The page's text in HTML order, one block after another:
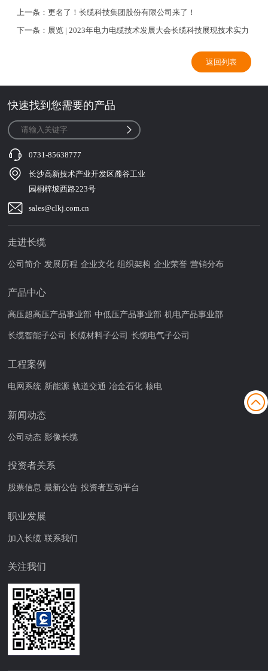
上一条：更名了！长缆科技集团股份有限公司来了！
下一条： 展览 | 2023年电力电缆技术发展大会长缆科技展现技术实力
返回列表
快速找到您需要的产品
0731-85638777
长沙高新技术产业开发区麓谷工业
园桐梓坡西路223号
sales@clkj.com.cn
走进长缆
公司简介 发展历程 企业文化 组织架构 企业荣誉 营销分布
产品中心
高压超高压产品事业部 中低压产品事业部 机电产品事业部
长缆智能子公司 长缆材料子公司 长缆电气子公司
工程案例
电网系统 新能源 轨道交通 冶金石化 核电
新闻动态
公司动态 影像长缆
投资者关系
股票信息 最新公告 投资者互动平台
职业发展
加入长缆 联系我们
关注我们